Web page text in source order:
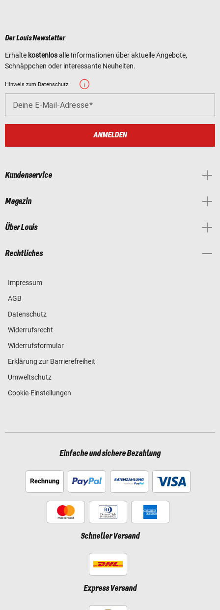
Der Louis Newsletter
Erhalte kostenlosalle Informationen über aktuelle Angebote,
Schnäppchen oder interessante Neuheiten.
Hinweis zum Datenschutz
Deine E-Mail-Adresse
ANMELDEN
Kundenservice
Magazin
Über Louis
Rechtliches
Impressum
AGB
Datenschutz
Widerrufsrecht
Widerrufsformular
Erklärung zur Barrierefreiheit
Umweltschutz
Cookie-Einstellungen
Einfache und sichere Bezahlung
Schneller Versand
Express Versand